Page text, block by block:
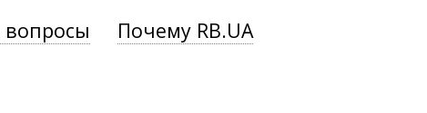
вопросы Почему RB.UA